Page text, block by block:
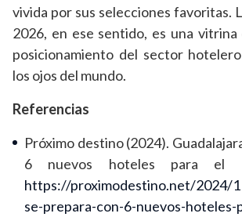
vivida por sus selecciones favoritas.
2026, en ese sentido, es una
posicionamiento del sector
los ojos del mundo.
Referencias
Próximo destino (2024).
6 nuevos hoteles para el
https://proximodestino.net/2024/
se-prepara-con-6-nuevos-hoteles-